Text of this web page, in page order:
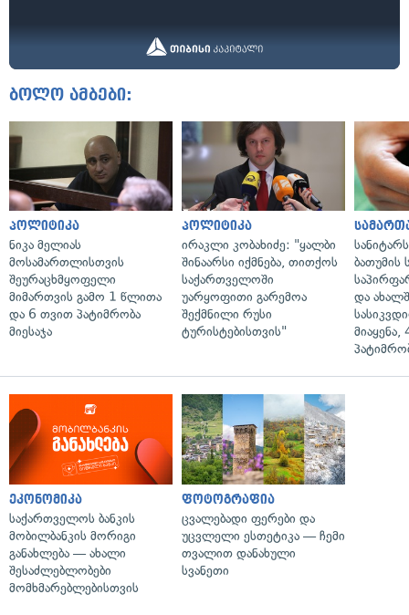
ბოლო ამბები:
პოლიტიკა
ნიკა მელიას
მოსამართლისთვის
შეურაცხმყოფელი
მიმართვის გამო 1 წლითა
და 6 თვით პატიმრობა
მიესაჯა
პოლიტიკა
ირაკლი კობახიძე: "ყალბი
შინაარსი იქმნება, თითქოს
საქართველოში
უარყოფითი გარემოა
შექმნილი რუსი
ტურისტებისთვის"
ბათუმის
და
ეკონომიკა
საქართველოს ბანკის
მობილბანკის მორიგი
განახლება — ახალი
შესაძლებლობები
მომხმარებლებისთვის
ფოტოგრაფია
ცვალებადი ფერები და
უცვლელი ესთეტიკა — ჩემი
თვალით დანახული
სვანეთი